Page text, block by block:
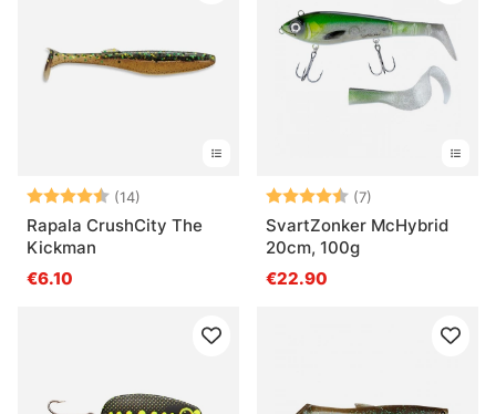
Arvio: (14)
4.4 5:sta tähdestä
Rapala CrushCity The
Kickman
€6.10
Arvio: (7)
SvartZonker McHybrid
20cm, 100g
€22.90